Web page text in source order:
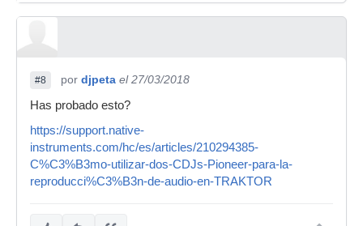
#8 por djpeta el 27/03/2018
Has probado esto?
https://support.native-
instruments.com/hc/es/articles/210294385-
C%C3%B3mo-utilizar-dos-CDJs-Pioneer-para-la-
reproducci%C3%B3n-de-audio-en-TRAKTOR